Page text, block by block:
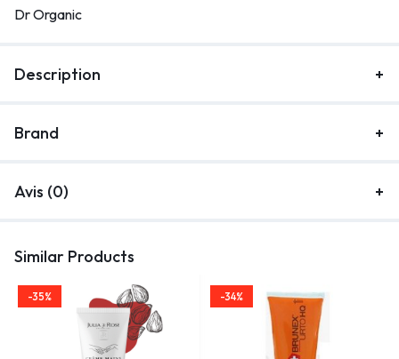
Dr Organic
Description
Brand
Avis (0)
Similar Products
-35% -34%